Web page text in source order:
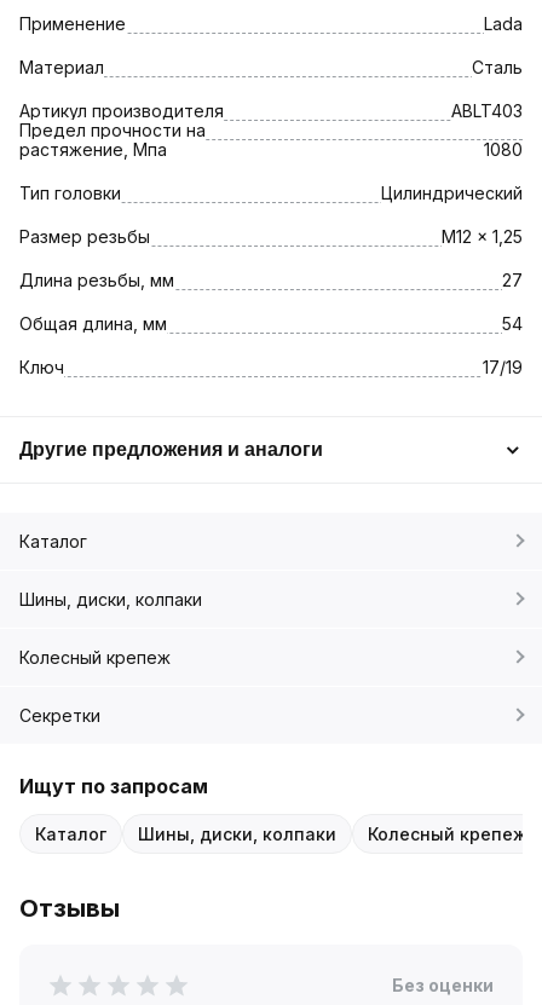
Применение Lada
Материал Сталь
Артикул производителя
ABLT403
Предел прочности на
растяжение, Мпа
1080
Тип головки Цилиндрический
Размер резьбы M12 x 1,25
Длина резьбы, мм 27
Общая длина, мм 54
Ключ 17/19
Другие предложения и аналоги
Каталог
Шины, диски, колпаки
Колесный крепеж
Секретки
Ищут по запросам
Каталог Шины, диски, колпаки Колесный крепеж
Отзывы
Без оценки